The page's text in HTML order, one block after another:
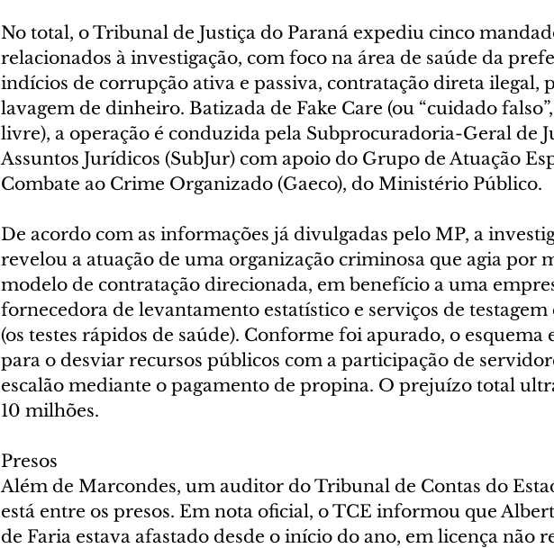
No total, o Tribunal de Justiça do Paraná expediu cinco
relacionados à investigação, com foco na área de saúde da
indícios de corrupção ativa e passiva, contratação direta ilegal,
lavagem de dinheiro. Batizada de Fake Care (ou “cuidado
livre), a operação é conduzida pela Subprocuradoria-Geral de
Assuntos Jurídicos (SubJur) com apoio do Grupo de Atuação
Combate ao Crime Organizado (Gaeco), do Ministério Público.
De acordo com as informações já divulgadas pelo MP, a
revelou a atuação de uma organização criminosa que agia por
modelo de contratação direcionada, em benefício a uma
fornecedora de levantamento estatístico e serviços de
(os testes rápidos de saúde). Conforme foi apurado, o esquema
para o desviar recursos públicos com a participação de
escalão mediante o pagamento de propina. O prejuízo total
10 milhões.
Presos
Além de Marcondes, um auditor do Tribunal de Contas do
está entre os presos. Em nota oficial, o TCE informou que
de Faria estava afastado desde o início do ano, em licença não